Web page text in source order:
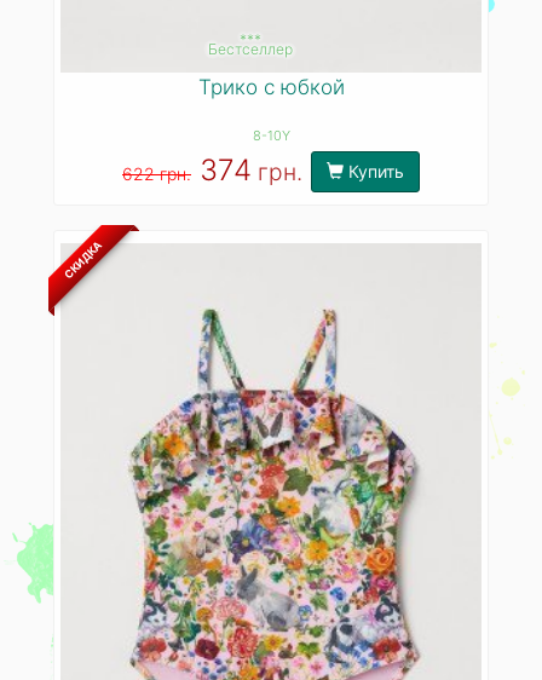
***
Бестселлер
Трико с юбкой
8-10Y
622 грн. 374 грн. Купить
СКИДКА